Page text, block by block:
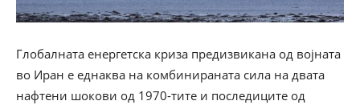
Глобалната енергетска криза предизвикана од војната
во Иран е еднаква на комбинираната сила на двата
нафтени шокови од 1970-тите и последиците од